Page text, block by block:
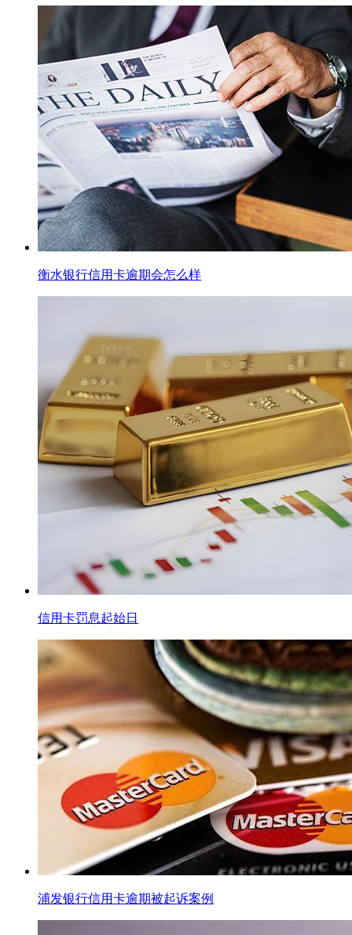
衡水银行信用卡逾期会怎么样
信用卡罚息起始日
浦发银行信用卡逾期被起诉案例